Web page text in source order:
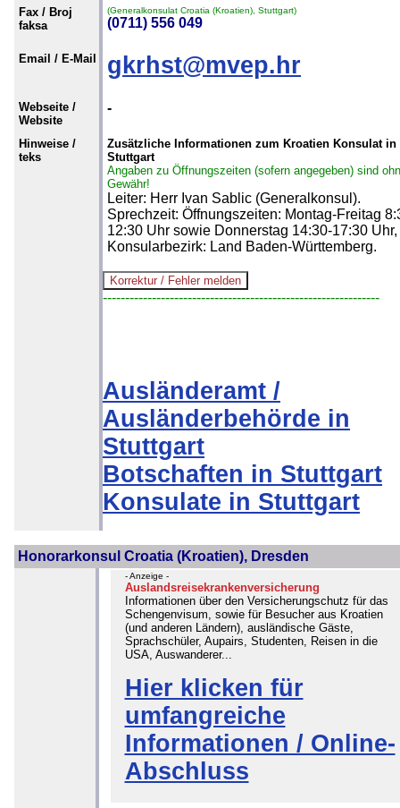
Fax / Broj
faksa
(Generalkonsulat Croatia (Kroatien), Stuttgart)
(0711) 556 049
Email / E-Mail gkrhst@mvep.hr
Webseite /
Website
-
Hinweise /
teks
Zusätzliche Informationen zum Kroatien Konsulat in
Stuttgart
Angaben zu Öffnungszeiten (sofern angegeben) sind
Gewähr!
Leiter: Herr Ivan Sablic (Generalkonsul).
Sprechzeit: Öffnungszeiten: Montag-Freitag
12:30 Uhr sowie Donnerstag 14:30-17:30 Uhr,
Konsularbezirk: Land Baden-Württemberg.
--------------------------------------------------------------
Ausländeramt /
Ausländerbehörde in
Stuttgart
Botschaften in Stuttgart
Konsulate in Stuttgart
Honorarkonsul Croatia (Kroatien), Dresden
- Anzeige -
Auslandsreisekrankenversicherung
Informationen über den Versicherungschutz für das
Schengenvisum, sowie für Besucher aus Kroatien
(und anderen Ländern), ausländische Gäste,
Sprachschüler, Aupairs, Studenten, Reisen in die
USA, Auswanderer...
Hier klicken für
umfangreiche
Informationen / Online-
Abschluss